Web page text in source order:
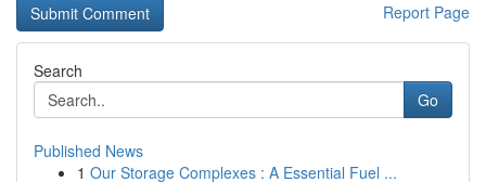
Report Page
Search
Go
Published News
1 Our Storage Complexes : A Essential Fuel ...